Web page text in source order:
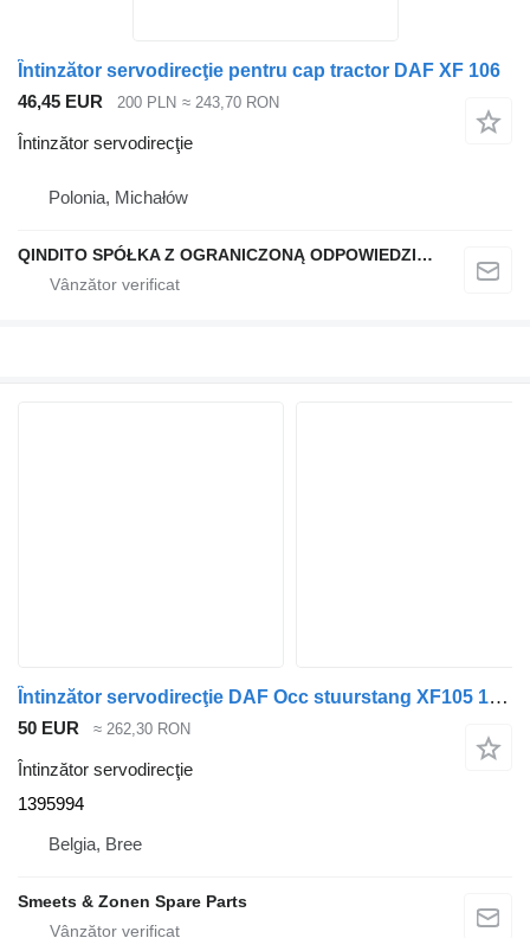
Întinzător servodirecţie pentru cap tractor DAF XF 106
46,45 EUR
200 PLN ≈ 243,70 RON
Întinzător servodirecţie
Polonia, Michałów
QINDITO SPÓŁKA Z OGRANICZONĄ ODPOWIEDZIALNOŚCIĄ
Întinzător servodirecţie DAF Occ stuurstang XF105 1395994 pentru cap tractor
50 EUR ≈ 262,30 RON
Întinzător servodirecţie
1395994
Belgia, Bree
Smeets & Zonen Spare Parts